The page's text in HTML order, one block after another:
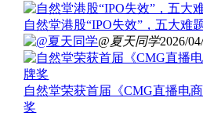
自然堂港股“IPO失效”，五大难
@夏天同学2026/
自然堂荣获首届《CMG直播电
奖